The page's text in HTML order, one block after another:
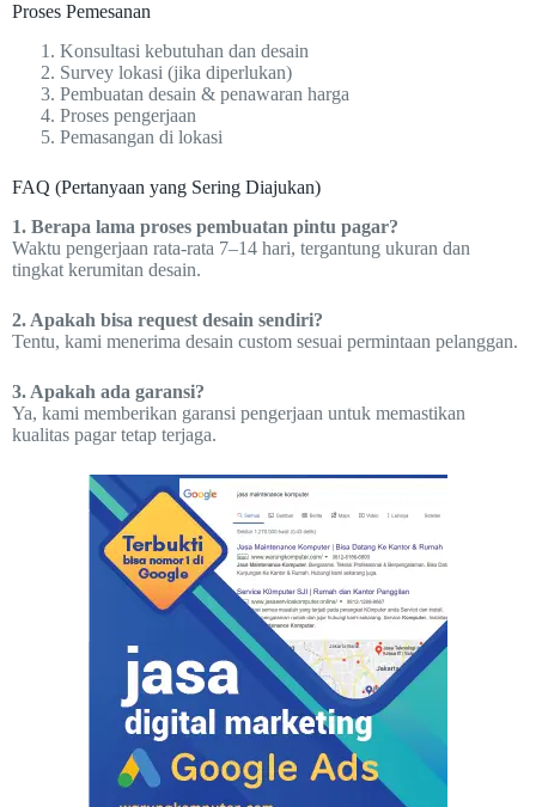
Proses Pemesanan
Konsultasi kebutuhan dan desain
Survey lokasi (jika diperlukan)
Pembuatan desain & penawaran harga
Proses pengerjaan
Pemasangan di lokasi
FAQ (Pertanyaan yang Sering Diajukan)
1. Berapa lama proses pembuatan pintu pagar?
Waktu pengerjaan rata-rata 7–14 hari, tergantung ukuran dan
tingkat kerumitan desain.
2. Apakah bisa request desain sendiri?
Tentu, kami menerima desain custom sesuai permintaan pelanggan.
3. Apakah ada garansi?
Ya, kami memberikan garansi pengerjaan untuk memastikan
kualitas pagar tetap terjaga.